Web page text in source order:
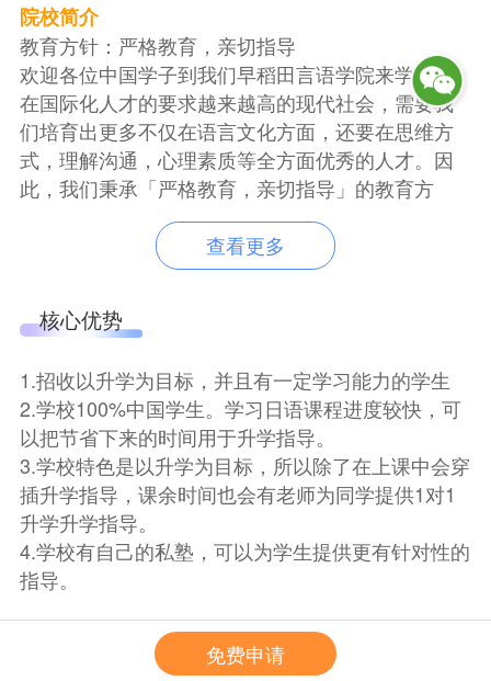
院校简介
教育方针：严格教育，亲切指导
欢迎各位中国学子到我们早稻田言语学院来学习。
在国际化人才的要求越来越高的现代社会，需要我
们培育出更多不仅在语言文化方面，还要在思维方
式，理解沟通，心理素质等全方面优秀的人才。因
此，我们秉承「严格教育，亲切指导」的教育方
针，让那些抱着美好梦想来日本留学的莘莘学子们
不仅成为日语达人，还能够成为把握和实现自己梦
想的人。相信我们全体教职员工会全身心指导各位
学院地理位置优越，学习气氛浓郁
名门—早稻田大学步行仅5分钟，是东京历史文化代
表地之一。这里有藏书量丰富的新宿中央图书馆，
各大院校都云集于此，环境优美，学习氛围浓郁，
享有〝学生街″美誉。造就了陈独秀，李大钊，竹下
登，井深大、村上春树，堺雅人，等众多中外名
人。
院校特点
1.地理位置优越，位于东京都新宿区，早稻田大学附
近，学校周围学习氛围浓厚。
2.学校硬件较好，有两栋教学楼和两栋宿舍，都是学
查看更多
核心优势
1.招收以升学为目标，并且有一定学习能力的学生
2.学校100%中国学生。学习日语课程进度较快，可
以把节省下来的时间用于升学指导。
3.学校特色是以升学为目标，所以除了在上课中会穿
插升学指导，课余时间也会有老师为同学提供1对1
升学升学指导。
4.学校有自己的私塾，可以为学生提供更有针对性的
指导。
免费申请